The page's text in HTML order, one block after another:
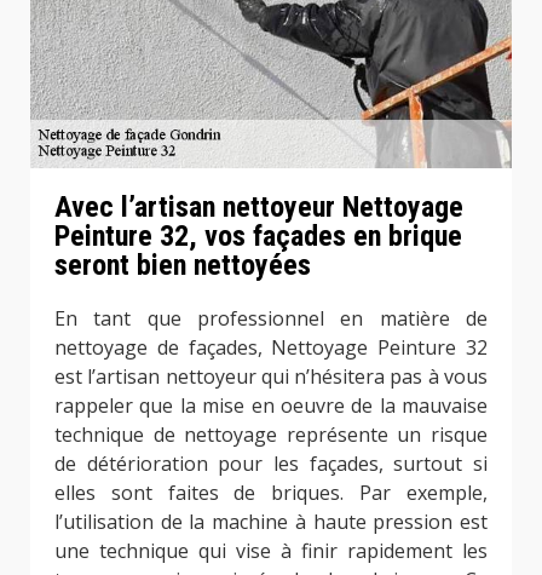
Avec l’artisan nettoyeur Nettoyage
Peinture 32, vos façades en brique
seront bien nettoyées
En tant que professionnel en matière de
nettoyage de façades, Nettoyage Peinture 32
est l’artisan nettoyeur qui n’hésitera pas à vous
rappeler que la mise en oeuvre de la mauvaise
technique de nettoyage représente un risque
de détérioration pour les façades, surtout si
elles sont faites de briques. Par exemple,
l’utilisation de la machine à haute pression est
une technique qui vise à finir rapidement les